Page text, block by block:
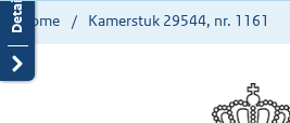
Home Kamerstuk 29544, nr. 1161